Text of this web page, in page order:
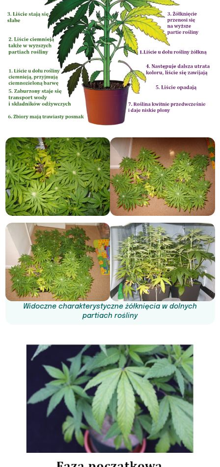
Widoczne charakterystyczne żółknięcia w dolnych
partiach rośliny